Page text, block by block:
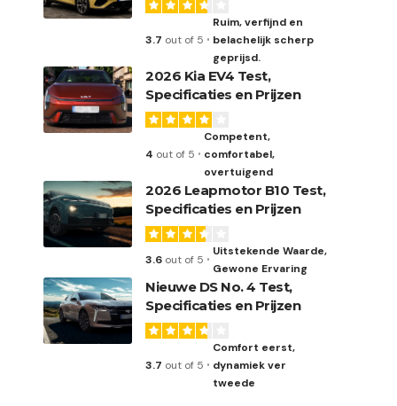
3.7 out of 5
Ruim, verfijnd en
belachelijk scherp
geprijsd.
2026 Kia EV4 Test,
Specificaties en Prijzen
4 out of 5
Competent,
comfortabel,
overtuigend
2026 Leapmotor B10 Test,
Specificaties en Prijzen
3.6 out of 5
Uitstekende Waarde,
Gewone Ervaring
Nieuwe DS No. 4 Test,
Specificaties en Prijzen
3.7 out of 5
Comfort eerst,
dynamiek ver
tweede